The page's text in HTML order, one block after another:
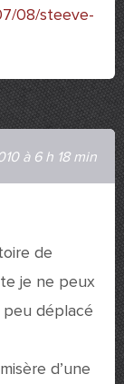
08/steeve-
à 6 h 18 min
de
je ne peux
peu déplacé
d’une